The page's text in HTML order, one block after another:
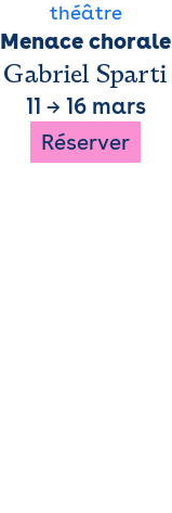
théâtre
Menace chorale
Gabriel Sparti
11 → 16 mars
Réserver